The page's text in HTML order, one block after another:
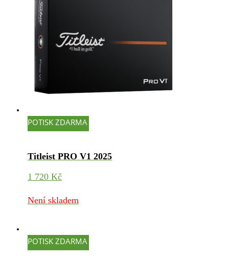
POTISK ZDARMA
Titleist PRO V1 2025
1 720 Kč
Není skladem
POTISK ZDARMA